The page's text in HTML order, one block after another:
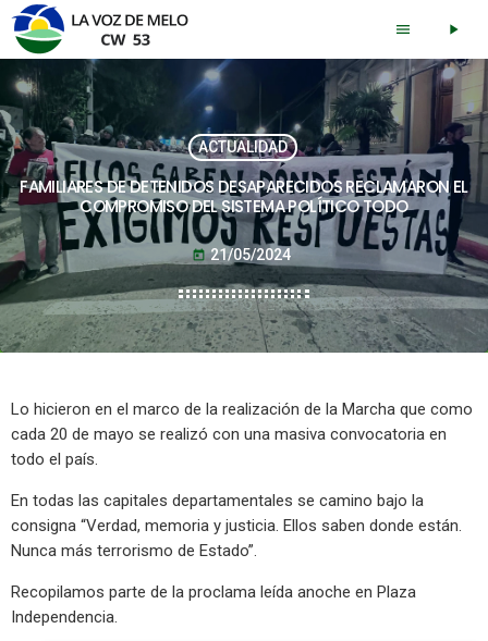
menu play_arrow
ACTUALIDAD
FAMILIARES DE DETENIDOS DESAPARECIDOS RECLAMARON EL
COMPROMISO DEL SISTEMA POLÍTICO TODO
today 21/05/2024
Lo hicieron en el marco de la realización de la Marcha que como
cada 20 de mayo se realizó con una masiva convocatoria en
todo el país.
En todas las capitales departamentales se camino bajo la
consigna “Verdad, memoria y justicia. Ellos saben donde están.
Nunca más terrorismo de Estado”.
Recopilamos parte de la proclama leída anoche en Plaza
Independencia.